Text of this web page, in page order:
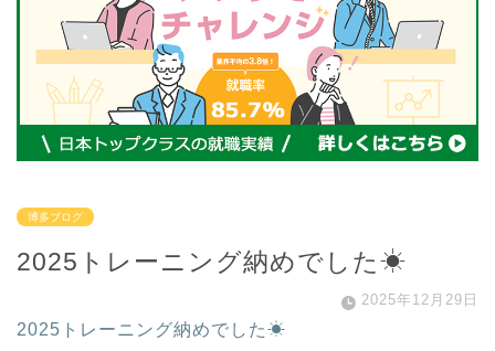
博多ブログ
2025トレーニング納めでした☀
2025年12月29日
2025トレーニング納めでした☀